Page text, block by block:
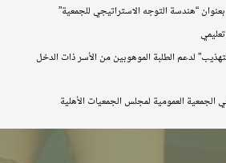
“هندسة التوجه الاستراتيجي للجمعية”
لدعم الطلبة الموهوبين من الأسر ذات الدخل
العمومية لمجلس الجمعيات الأهلية